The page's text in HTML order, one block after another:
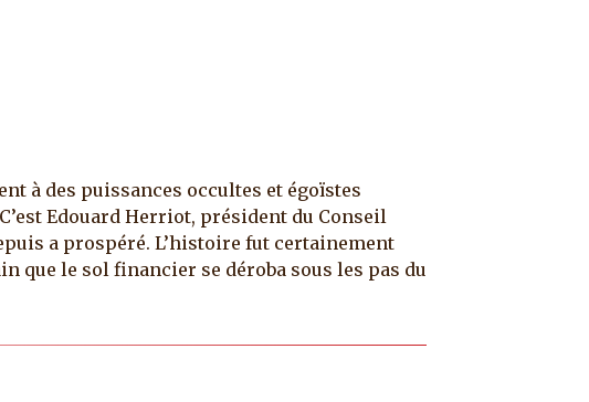
à des puissances occultes et égoïstes
Edouard Herriot, président du Conseil
a prospéré. L’histoire fut certainement
que le sol financier se déroba sous les pas du